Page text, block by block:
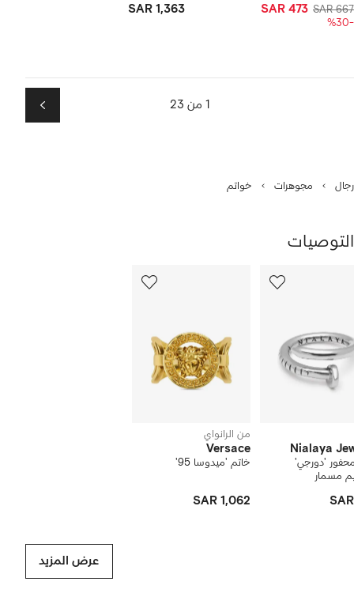
SAR 667
SAR 473
-%30
SAR 1,363
1 من 23 التالي
رجال مجوهرات خواتم
التوصيات
Nialaya
'دورجي'
مسمار
من الرانواي
Versace
خاتم 'ميدوسا 95'
SAR 1,062
عرض المزيد